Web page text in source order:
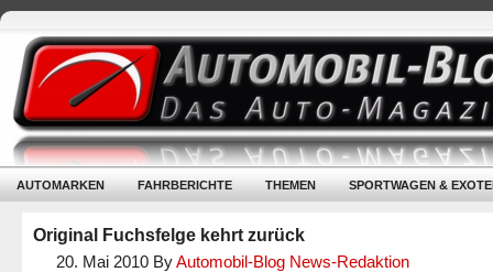
AUTOMARKEN FAHRBERICHTE THEMEN SPORTWAGEN &
Original Fuchsfelge kehrt zurück
20. Mai 2010 ByAutomobil-Blog News-Redaktion